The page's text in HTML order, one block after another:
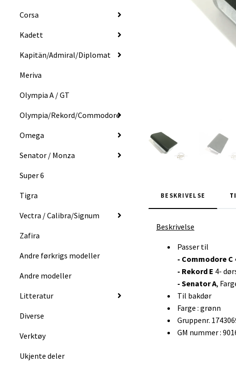
Corsa
Kadett
Kapitän/Admiral/Diplomat
Meriva
Olympia A / GT
Olympia/Rekord/Commodore
Omega
Senator / Monza
Super 6
Tigra
Vectra / Calibra/Signum
Zafira
Andre førkrigs modeller
Andre modeller
Litteratur
Diverse
Verktøy
Ukjente deler
BESKRIVELSE
Beskrivelse
Passer til
- Commodore C
- Rekord E 4-
- Senator A,
Til bakdør
Farge : grønn
Gruppenr.
GM nummer :